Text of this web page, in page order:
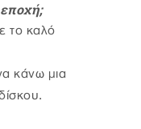
το καλό
κάνω μια